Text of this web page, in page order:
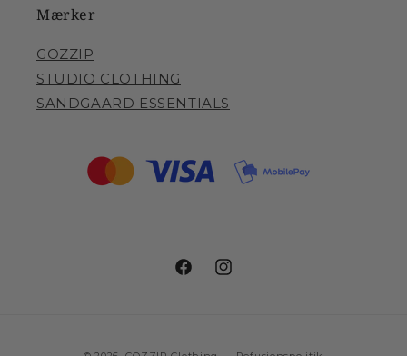
Mærker
GOZZIP
STUDIO CLOTHING
SANDGAARD ESSENTIALS
FacebookInstagram